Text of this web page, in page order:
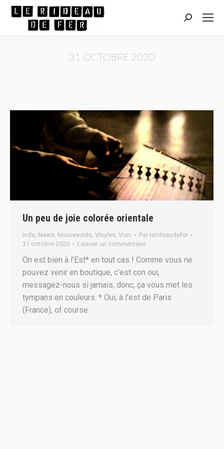
Recherche
31 OCTOBRE 2020
Un peu de joie colorée orientale
Inde, News, Nouveautés, Vinyles, Vrac Par lerideaudefer
31 octobre 2020
Laisser un commentaire
On est bien à l’Est* en tout cas ! Comme vous ne
pouvez venir en boutique, c’est con oui,
messagez-nous si jamais, donc, ça vous met les
tympans en couleurs. * Oui, à l’est de Paris
(France), of course.